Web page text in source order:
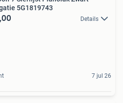
5G1819743
Details
7 jul 26